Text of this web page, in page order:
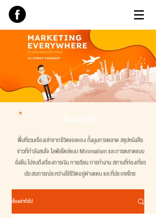
พื้นที่รวมเรื่องเล่าจากชีวิตแอดเอง ทั้งมุมการตลาด สรุปหนังสือ
ข่าวที่กำลังสนใจ ไลฟ์สไตล์แบบ Minimalism และการตลาดแบบ
ยั่งยืน ไปจนถึงเรื่องการเงิน การเรียน การทำงาน สถานที่ท่องเที่ยว
ประสบการณ์ระหว่างใช้ชีวิตอยู่ต่างแดน และที่ประเทศไทย
เรื่องเล่าทั่วไป